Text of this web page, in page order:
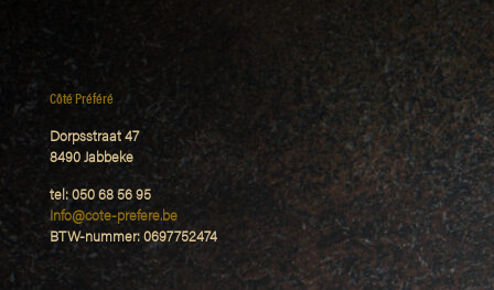
Côté Préféré
Dorpsstraat 47
8490 Jabbeke
tel: 050 68 56 95
Info@cote-prefere.be
BTW-nummer: 0697752474